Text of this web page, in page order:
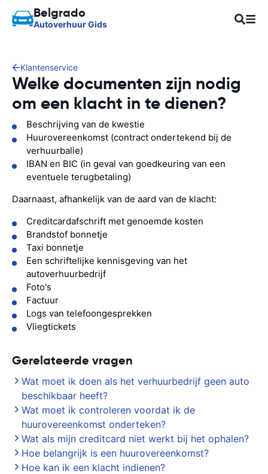
Belgrado
Autoverhuur Gids
Klantenservice
Welke documenten zijn nodig
om een klacht in te dienen?
Beschrijving van de kwestie
Huurovereenkomst (contract ondertekend bij de
verhuurbalie)
IBAN en BIC (in geval van goedkeuring van een
eventuele terugbetaling)
Daarnaast, afhankelijk van de aard van de klacht:
Creditcardafschrift met genoemde kosten
Brandstof bonnetje
Taxi bonnetje
Een schriftelijke kennisgeving van het
autoverhuurbedrijf
Foto's
Factuur
Logs van telefoongesprekken
Vliegtickets
Gerelateerde vragen
Wat moet ik doen als het verhuurbedrijf geen auto
beschikbaar heeft?
Wat moet ik controleren voordat ik de
huurovereenkomst onderteken?
Wat als mijn creditcard niet werkt bij het ophalen?
Hoe belangrijk is een huurovereenkomst?
Hoe kan ik een klacht indienen?